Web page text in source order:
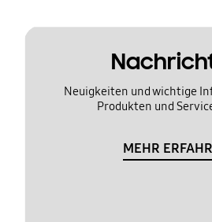
Neuigkeiten und wichtige
Produkten und
MEHR